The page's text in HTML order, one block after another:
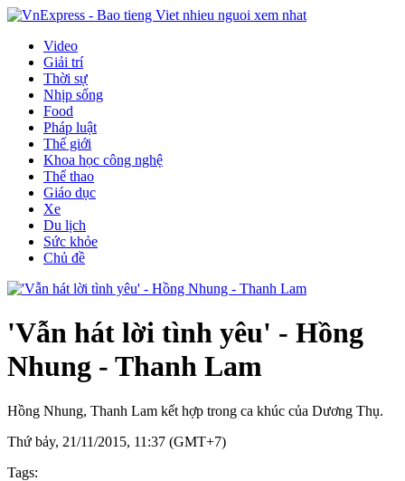
Video
Giải trí
Thời sự
Nhịp sống
Food
Pháp luật
Thế giới
Khoa học công nghệ
Thể thao
Giáo dục
Xe
Du lịch
Sức khỏe
Chủ đề
'Vẫn hát lời tình yêu' - Hồng
Nhung - Thanh Lam
Hồng Nhung, Thanh Lam kết hợp trong ca khúc của Dương Thụ.
Thứ bảy, 21/11/2015, 11:37 (GMT+7)
Tags: